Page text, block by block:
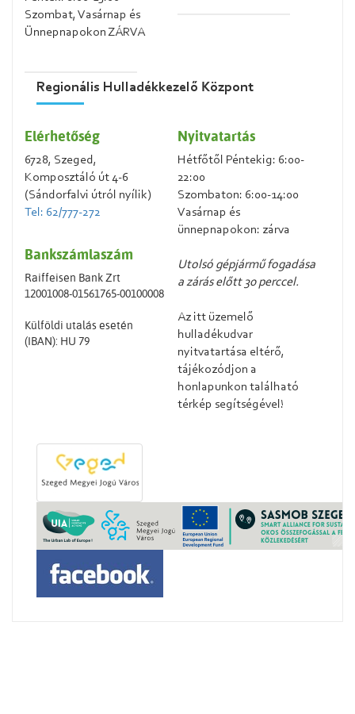
Szombat, Vasárnap és
Ünnepnapokon ZÁRVA
Regionális Hulladékkezelő Központ
Elérhetőség
6728, Szeged,
Komposztáló út 4-6
(Sándorfalvi útról nyílik)
Tel: 62/777-272
Bankszámlaszám
Raiffeisen Bank Zrt
12001008-01561765-00100008
Külföldi utalás esetén
(IBAN): HU 79
Nyitvatartás
Hétfőtől Péntekig: 6:00-
22:00
Szombaton: 6:00-14:00
Vasárnap és
ünnepnapokon: zárva
Utolsó gépjármű fogadása
a zárás előtt 30 perccel.
Az itt üzemelő
hulladékudvar
nyitvatartása eltérő,
tájékozódjon a
honlapunkon található
térkép segítségével!